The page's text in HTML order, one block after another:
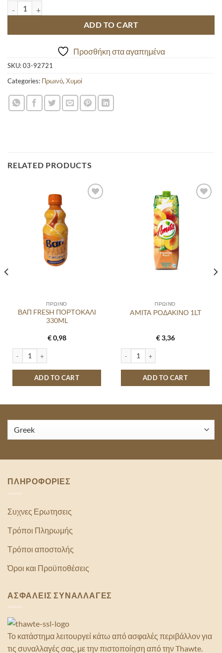
SMART 100% ΦΥΣΙΚΟΣ ΧΥΜΟΣ ΚΕΡΑΣΙ ΦΡΑΟΥΛΑ 200ML quantity
ADD TO CART
Προσθήκη στα αγαπημένα
SKU:03-92721
Categories: Πρωινό, Χυμοί
RELATED PRODUCTS
ΠΡΩΙΝΌ
ΒΑΠ FRESH ΠΟΡΤΟΚΑΛΙ
330ML
€0,98
ΒΑΠ FRESH ΠΟΡΤΟΚΑΛΙ 330ML quantity
ADD TO CART
ΠΡΩΙΝΌ
AMITA ΡΟΔΑΚΙΝΟ 1LT
€3,36
AMITA ΡΟΔΑΚΙΝΟ 1LT quantity
ADD TO CART
ΠΛΗΡΟΦΟΡΙΕΣ
Συχνες Ερωτησεις
Τρόποι Πληρωμής
Τρόποι αποστολής
Όροι και Προϋποθέσεις
ΑΣΦΑΛΕΙΣ ΣΥΝΑΛΛΑΓΕΣ
Το κατάστημα λειτουργεί κάτω από ασφαλές περιβάλλον για
τις συναλλαγές σας, με την πιστοποίηση από την Thawte.